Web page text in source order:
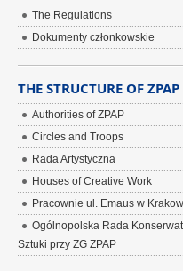
The Regulations
Dokumenty członkowskie
THE STRUCTURE OF ZPAP
Authorities of ZPAP
Circles and Troops
Rada Artystyczna
Houses of Creative Work
Pracownie ul. Emaus w
Ogólnopolska Rada
Sztuki przy ZG ZPAP